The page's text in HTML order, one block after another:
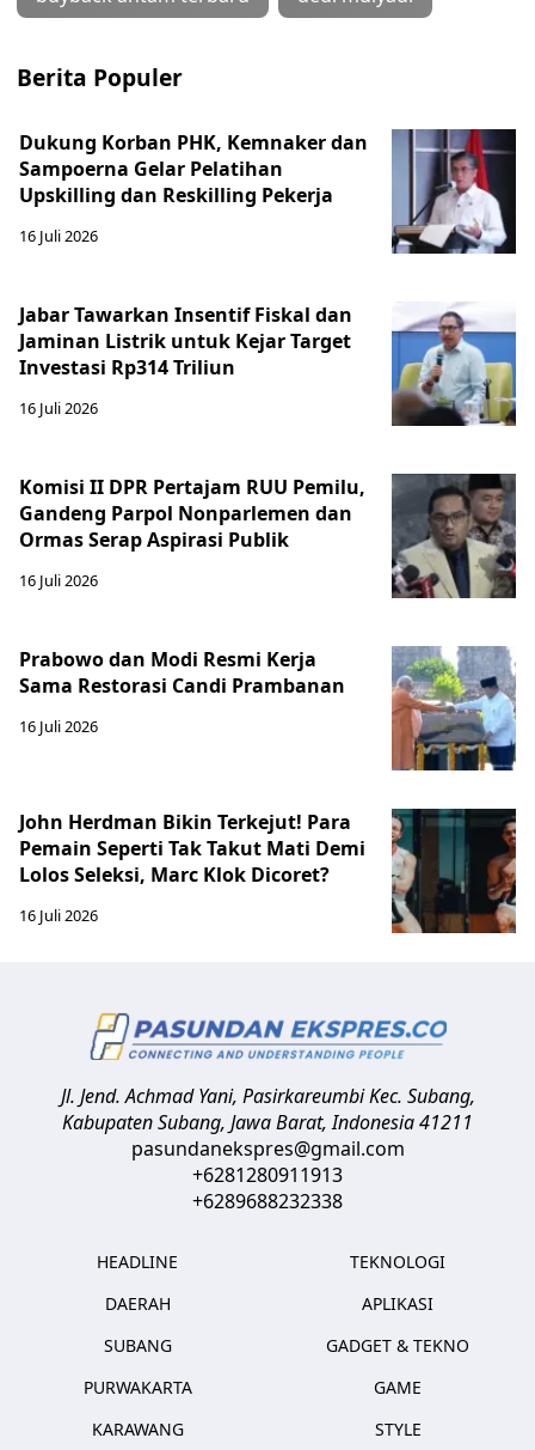
Berita Populer
Dukung Korban PHK, Kemnaker dan
Sampoerna Gelar Pelatihan
Upskilling dan Reskilling Pekerja
16 Juli 2026
Jabar Tawarkan Insentif Fiskal dan
Jaminan Listrik untuk Kejar Target
Investasi Rp314 Triliun
16 Juli 2026
Komisi II DPR Pertajam RUU Pemilu,
Gandeng Parpol Nonparlemen dan
Ormas Serap Aspirasi Publik
16 Juli 2026
Prabowo dan Modi Resmi Kerja
Sama Restorasi Candi Prambanan
16 Juli 2026
John Herdman Bikin Terkejut! Para
Pemain Seperti Tak Takut Mati Demi
Lolos Seleksi, Marc Klok Dicoret?
16 Juli 2026
Jl. Jend. Achmad Yani, Pasirkareumbi Kec. Subang,
Kabupaten Subang, Jawa Barat,Indonesia41211
pasundanekspres@gmail.com
+6281280911913
+6289688232338
HEADLINE
DAERAH
SUBANG
PURWAKARTA
KARAWANG
TEKNOLOGI
APLIKASI
GADGET & TEKNO
GAME
STYLE